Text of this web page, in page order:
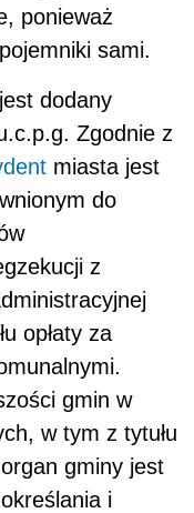
ponieważ
sami.
dodany
Zgodnie z
miasta jest
do
z
opłaty za
gmin w
w tym z tytułu
gminy jest
i